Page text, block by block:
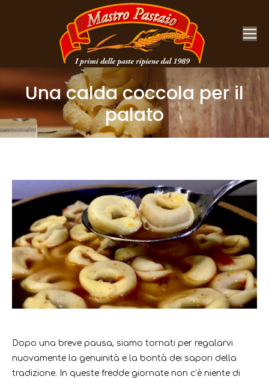
Una calda coccola per il
palato
You are here:
Dopo una breve pausa, siamo tornati per regalarvi
nuovamente la genuinità e la bontà dei sapori della
tradizione. In queste fredde giornate non c’è niente di